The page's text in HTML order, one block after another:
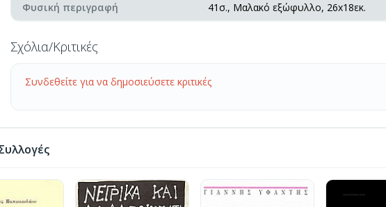
Φυσική περιγραφή
41σ., Μαλακό εξώφυλλο, 26x18εκ.
Σχόλια/Κριτικές
Συνδεθείτε για να δημοσιεύσετε κριτικές